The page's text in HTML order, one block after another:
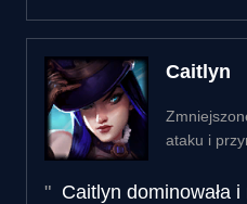
Caitlyn
ataku i
Caitlyn dominowała